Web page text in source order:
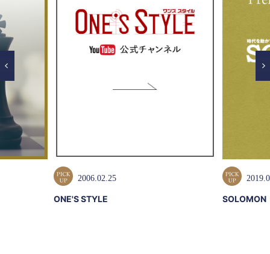
2006.02.25
ONE'S STYLE SOLOMON